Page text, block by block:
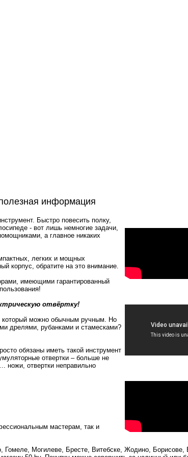
информация
Быстро повесить полку,
- вот лишь немногие задачи,
а главное никаких
легких и мощных
корпус, обратите на это внимание.
имеющими гарантированный
отвёртку!
который можно обычным ручным. Но
дрелями, рубанками и стамесками?
обязаны иметь такой инструмент
отвертки – больше не
ножи, отвертки неправильно
мастерам, так и
Гомеле, Могилеве, Бресте, Витебске, Жодино, Борисове,